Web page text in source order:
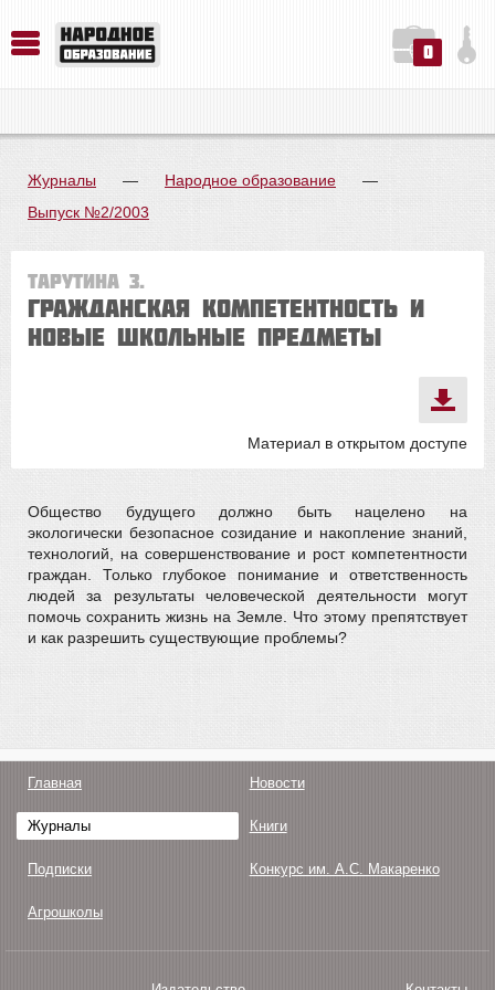
0
Журналы — Народное образование
—
Выпуск №2/2003
Тарутина З.
ГРАЖДАНСКАЯ КОМПЕТЕНТНОСТЬ И
НОВЫЕ ШКОЛЬНЫЕ ПРЕДМЕТЫ
Материал в открытом доступе
Общество будущего должно быть нацелено на
экологически безопасное созидание и накопление знаний,
технологий, на совершенствование и рост компетентности
граждан. Только глубокое понимание и ответственность
людей за результаты человеческой деятельности могут
помочь сохранить жизнь на Земле. Что этому препятствует
и как разрешить существующие проблемы?
Главная Новости
Журналы Книги
Подписки Конкурс им. А.С. Макаренко
Агрошколы